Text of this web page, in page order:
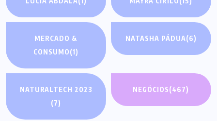
MERCADO &
CONSUMO(1)
NATASHA PÁDUA(6)
NATURALTECH 2023
(7)
NEGÓCIOS(467)